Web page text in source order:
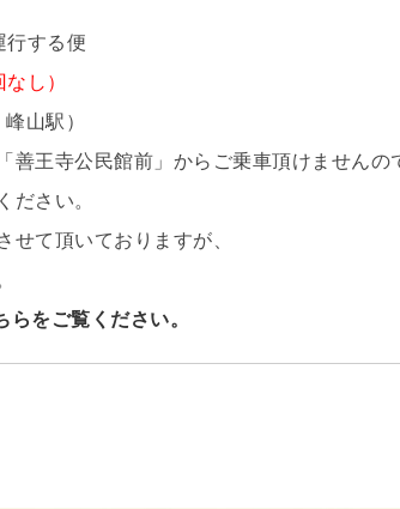
する便
し）
山駅）
王寺公民館前」からご乗車頂けませんの
ださい。
て頂いておりますが、
をご覧ください。